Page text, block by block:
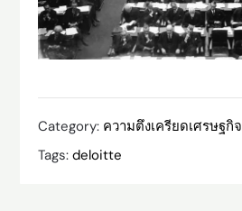
Category: ความตึงเครียดเศรษฐกิจ
Tags:deloitte